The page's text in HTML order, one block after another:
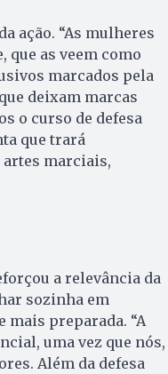
ação. “As mulheres
as veem como
marcados pela
deixam marcas
o curso de defesa
que trará
artes marciais,
a relevância da
sozinha em
mais preparada. “A
uma vez que nós,
Além da defesa